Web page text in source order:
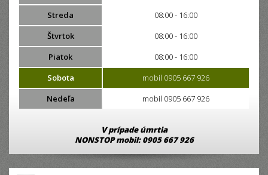
Streda
08:00 - 16:00
Štvrtok
08:00 - 16:00
Piatok
08:00 - 16:00
Sobota
mobil 0905 667 926
Nedeľa
mobil 0905 667 926
V prípade úmrtia
NONSTOP mobil: 0905 667 926